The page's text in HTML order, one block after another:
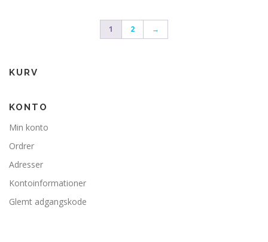
1 2 →
KURV
KONTO
Min konto
Ordrer
Adresser
Kontoinformationer
Glemt adgangskode